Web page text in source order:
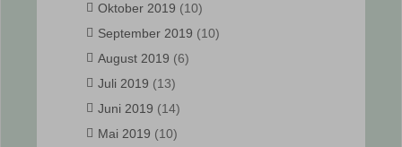
Oktober 2019 (10)
September 2019 (10)
August 2019 (6)
Juli 2019 (13)
Juni 2019 (14)
Mai 2019 (10)